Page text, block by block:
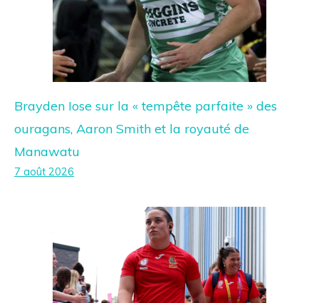
Brayden Iose sur la « tempête parfaite » des
ouragans, Aaron Smith et la royauté de
Manawatu
7 août 2026